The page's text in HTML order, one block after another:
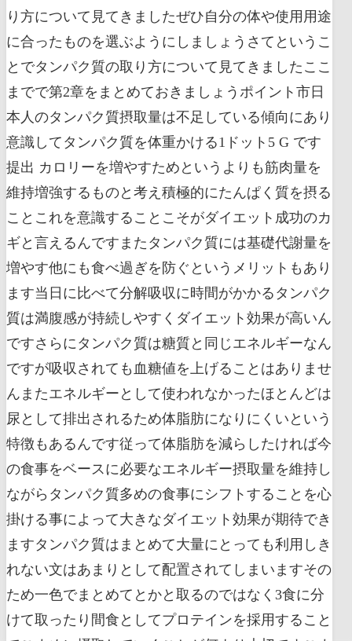
り方について見てきましたぜひ自分の体や使用用途
に合ったものを選ぶようにしましょうさてというこ
とでタンパク質の取り方について見てきましたここ
までで第2章をまとめておきましょうポイント市日
本人のタンパク質摂取量は不足している傾向にあり
意識してタンパク質を体重かける1ドット5 G です
提出 カロリーを増やすためというよりも筋肉量を
維持増強するものと考え積極的にたんぱく質を摂る
ことこれを意識することこそがダイエット成功のカ
ギと言えるんですまたタンパク質には基礎代謝量を
増やす他にも食べ過ぎを防ぐというメリットもあり
ます当日に比べて分解吸収に時間がかかるタンパク
質は満腹感が持続しやすくダイエット効果が高いん
ですさらにタンパク質は糖質と同じエネルギーなん
ですが吸収されても血糖値を上げることはありませ
んまたエネルギーとして使われなかったほとんどは
尿として排出されるため体脂肪になりにくいという
特徴もあるんです従って体脂肪を減らしたければ今
の食事をベースに必要なエネルギー摂取量を維持し
ながらタンパク質多めの食事にシフトすることを心
掛ける事によって大きなダイエット効果が期待でき
ますタンパク質はまとめて大量にとっても利用しき
れない文はあまりとして配置されてしまいますその
ため一色でまとめてとかと取るのではなく3食に分
けて取ったり間食としてプロテインを採用すること